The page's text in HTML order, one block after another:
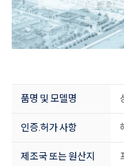
품명 및 모델명
인증.허가 사항
제조국 또는 원산지